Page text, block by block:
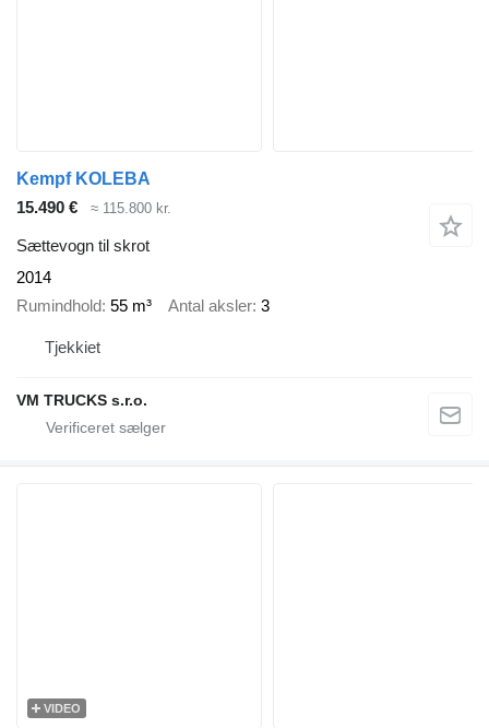
Kempf KOLEBA
15.490 €
≈ 115.800 kr.
Sættevogn til skrot
2014
Rumindhold 55 m³ Antal aksler 3
Tjekkiet
VM TRUCKS s.r.o.
VIDEO